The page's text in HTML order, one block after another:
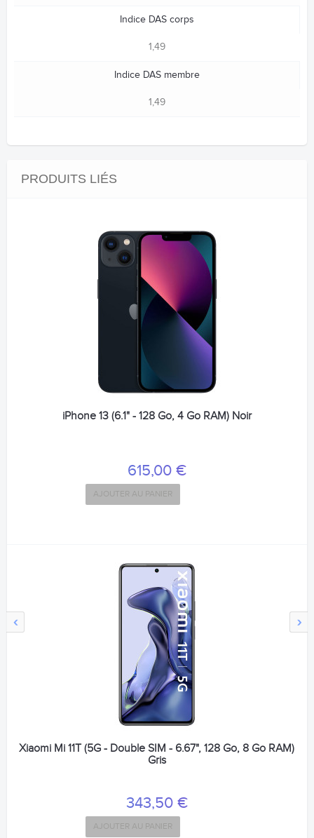
Indice DAS corps
1,49
Indice DAS membre
1,49
PRODUITS LIÉS
‹ ›
iPhone 13 (6.1" - 128 Go, 4 Go RAM) Noir
615,00 €
AJOUTER AU PANIER
Xiaomi Mi 11T (5G - Double SIM - 6.67", 128 Go, 8 Go RAM)
Gris
343,50 €
AJOUTER AU PANIER